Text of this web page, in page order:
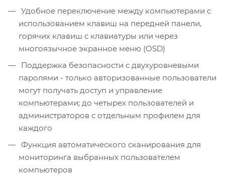
Удобное переключение между компьютерами с
использованием клавиш на передней панели,
горячих клавиш с клавиатуры или через
многоязычное экранное меню (OSD)
Поддержка безопасности с двухуровневыми
паролями - только авторизованные пользователи
могут получать доступ и управление
компьютерами; до четырех пользователей и
администраторов с отдельным профилем для
каждого
Функция автоматического сканирования для
мониторинга выбранных пользователем
компьютеров